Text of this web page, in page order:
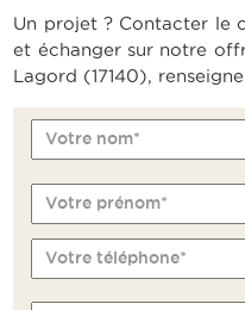
Un projet ? Contacter le
et échanger sur notre
Lagord (17140),
Votre nom*
Votre prénom*
Votre téléphone*